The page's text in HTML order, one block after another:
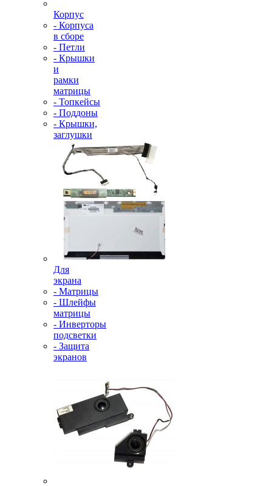
Корпус
- Корпуса
в сборе
- Петли
- Крышки
и
рамки
матрицы
- Топкейсы
- Поддоны
- Крышки,
заглушки
Для
экрана
- Матрицы
- Шлейфы
матрицы
- Инверторы
подсветки
- Защита
экранов